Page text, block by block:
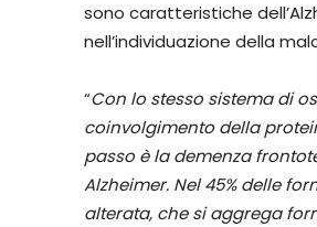
sono caratteristiche
nell’individuazione della
“Con lo stesso sistema di
coinvolgimento della
passo è lademenza
Alzheimer. Nel 45% delle
alterata, che si aggrega